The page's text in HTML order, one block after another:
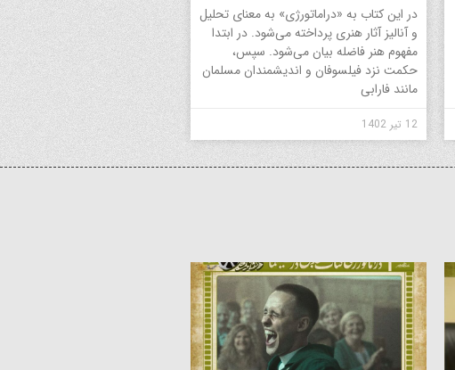
در این کتاب به «دراماتورژی» به معنای تحلیل
و آنالیز آثار هنری پرداخته می‌شود. در ابتدا
مفهوم هنر فاضله بیان می‌شود. سپس،
حکمت نزد فیلسوفان و اندیشمندان مسلمان
مانند فارابی
12 تیر 1402